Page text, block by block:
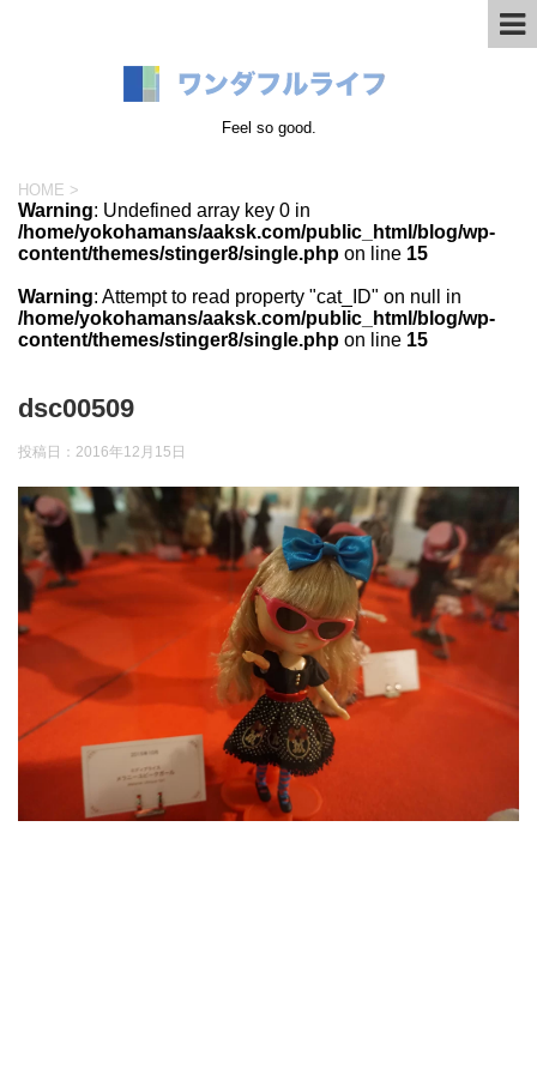
Feel so good.
HOME >
Warning: Undefined array key 0 in
/home/yokohamans/aaksk.com/public_html/blog/wp-
content/themes/stinger8/single.php on line 15
Warning: Attempt to read property "cat_ID" on null in
/home/yokohamans/aaksk.com/public_html/blog/wp-
content/themes/stinger8/single.php on line 15
dsc00509
投稿日： 2016年12月15日